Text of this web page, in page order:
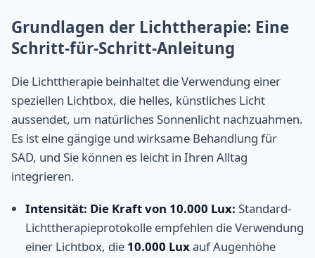
Grundlagen der Lichttherapie: Eine
Schritt-für-Schritt-Anleitung
Die Lichttherapie beinhaltet die Verwendung einer
speziellen Lichtbox, die helles, künstliches Licht
aussendet, um natürliches Sonnenlicht nachzuahmen.
Es ist eine gängige und wirksame Behandlung für
SAD, und Sie können es leicht in Ihren Alltag
integrieren.
Intensität: Die Kraft von 10.000 Lux: Standard-
Lichttherapieprotokolle empfehlen die Verwendung
einer Lichtbox, die 10.000 Luxauf Augenhöhe